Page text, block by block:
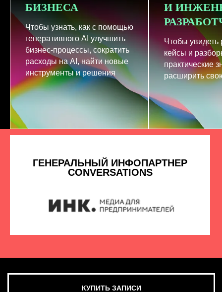
БИЗНЕСА
Чтобы узнать, как с помощью
генеративного AI улучшить
бизнес-процессы, сократить
расходы на AI, найти новые
инструменты и решения
И
Чтобы увидеть
кейсы и
практические
расширить